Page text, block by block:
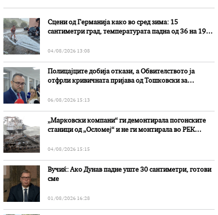
Сцени од Германија како во сред зима: 15
сантиметри град, температурата падна од 36 на 19
04/08/2026 13:08
Полицајците добија откази, а Обвителството ја
отфрли кривичната пријава од Тошковски за
06/08/2026 15:13
„Марковски компани“ ги демонтирала погонските
станици од „Осломеј“ и не ги монтирала во РЕК
04/08/2026 15:15
Вучиќ: Ако Дунав падне уште 30 сантиметри, готови
сме
01/08/2026 16:28